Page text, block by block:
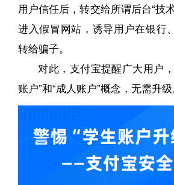
用户信任后，转交给所谓后台“技
进入假冒网站，诱导用户在银行
转给骗子。
对此，支付宝提醒广大用户
账户”和“成人账户”概念，无需升级